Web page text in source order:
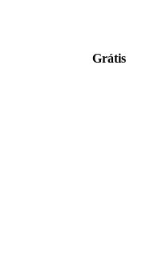
Grátis